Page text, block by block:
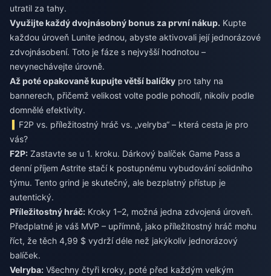
utratil za tahy.
Využijte každý dvojnásobný bonus za první nákup. Kupte
každou úroveň Lunite jednou, abyste aktivovali její jednorázové
zdvojnásobení. Toto je fáze s nejvyšší hodnotou –
nevynechávejte úrovně.
Až poté opakovaně kupujte větší balíčky pro tahy na
bannerech, přičemž velikost volte podle pohodlí, nikoliv podle
domnělé efektivity.
F2P vs. příležitostný hráč vs. „velryba“ – která cesta je pro
vás?
F2P: Zastavte se u 1. kroku. Dárkový balíček Game Pass a
denní příjem Astrite stačí k postupnému vybudování solidního
týmu. Tento grind je skutečný, ale bezplatný přístup je
autentický.
Příležitostný hráč: Kroky 1–2, možná jedna zdvojená úroveň.
Předplatné je váš MVP – upřímně, jako příležitostný hráč mohu
říct, že těch 4,99 $ vydrží déle než jakýkoliv jednorázový
balíček.
Velryba: Všechny čtyři kroky, poté před každým velkým